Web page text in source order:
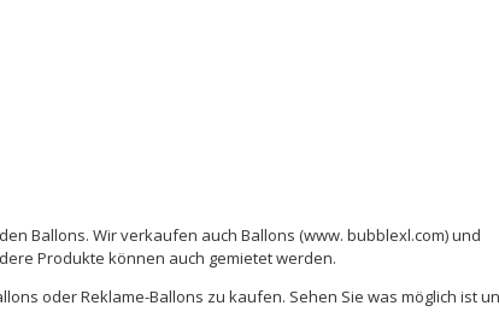
Ballons. Wir verkaufen auch Ballons (www. bubblexl.com) und
Produkte können auch gemietet werden.
oder Reklame-Ballons zu kaufen. Sehen Sie was möglich ist